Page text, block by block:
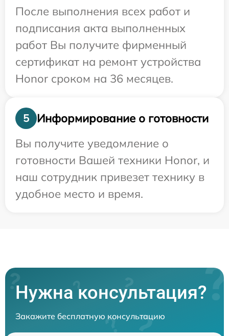
После выполнения всех работ и
подписания акта выполненных
работ Вы получите фирменный
сертификат на ремонт устройства
Honor сроком на 36 месяцев.
5
Информирование о готовности
Вы получите уведомление о
готовности Вашей техники Honor, и
наш сотрудник привезет технику в
удобное место и время.
Нужна консультация?
Закажите бесплатную консультацию